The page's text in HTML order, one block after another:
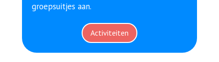
groepsuitjes aan.
Activiteiten